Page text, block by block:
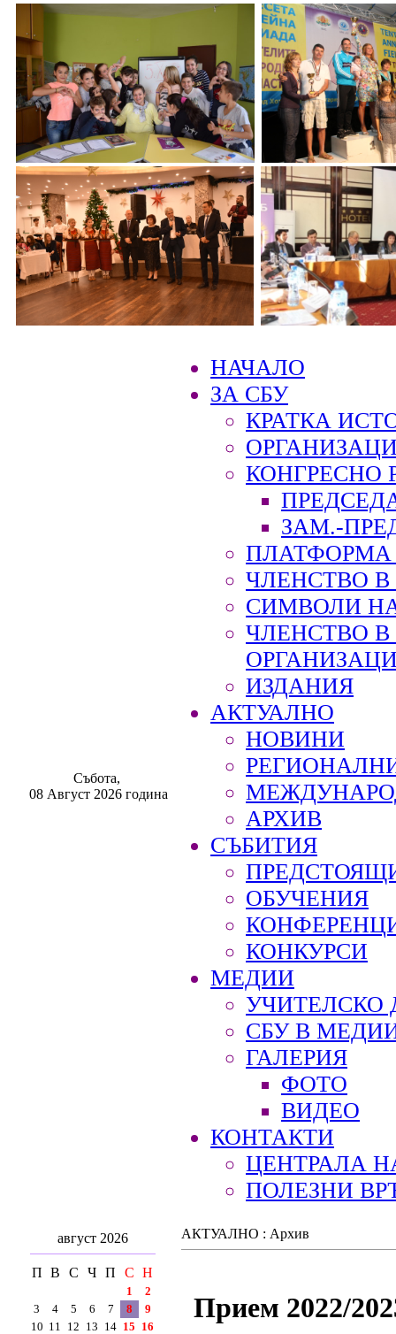
Събота,
08 Август 2026 година
НАЧАЛО
ЗА СБУ
КРАТКА
КОНГРЕСНО
ЗАМ.-
ПЛАТФОРМА
ЧЛЕНСТВО В
СИМВОЛИ
ЧЛЕНСТВО
ИЗДАНИЯ
АКТУАЛНО
НОВИНИ
АРХИВ
СЪБИТИЯ
ОБУЧЕНИЯ
КОНКУРСИ
МЕДИИ
УЧИТЕЛСКО
СБУ В
ГАЛЕРИЯ
ФОТО
ВИДЕО
КОНТАКТИ
ЦЕНТРАЛА
ПОЛЕЗНИ
август 2026
П В С Ч П С Н
1
2
3
4 5 6 7 8
9
10 11 12 13 14 15 16
АКТУАЛНО : Архив
Прием 2022/